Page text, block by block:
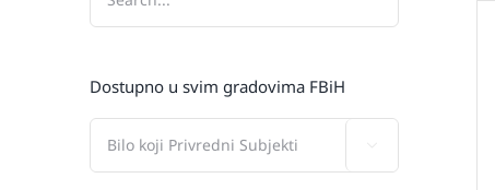
Dostupno u svim gradovima FBiH